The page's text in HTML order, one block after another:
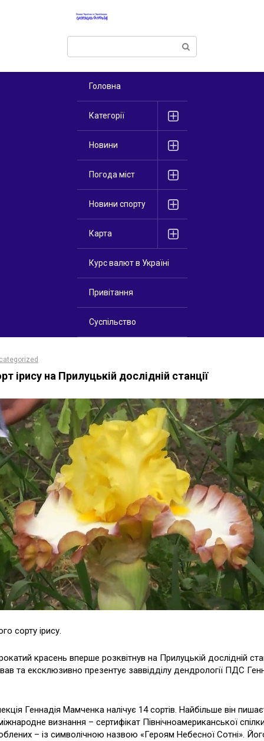
Поиск:
Головна
Категорії
Новини
Погода міст
Новини спорту
Карта
Курс валют в Україні
Привітання
Суспільство
ірису на Прилуцькій дослідній станції
сорту ірису.
красень вперше розквітнув на Прилуцькій дослідній
та ексклюзивно презентує заввідділу дендрології ПДС
Геннадія Мамченка налічує 14 сортів. Найбільше він
визнання – сертифікат Північноамериканської
– із символічною назвою «Героям Небесної Сотні».